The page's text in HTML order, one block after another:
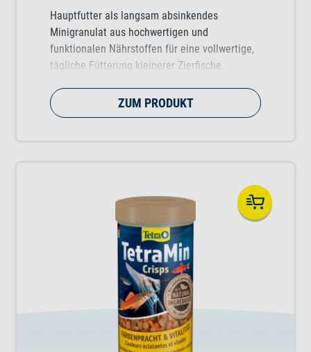
Hauptfutter als langsam absinkendes
Minigranulat aus hochwertigen und
funktionalen Nährstoffen für eine vollwertige,
tägliche Fütterung kleinerer Zierfische.
und Farbenpracht.ZUM PRODUKT